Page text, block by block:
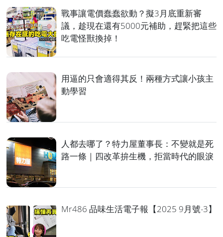
戰事讓電價蠢蠢欲動？擬3月底重新審
議，趁現在還有5000元補助，趕緊把這些
吃電怪獸換掉！
用逼的只會適得其反！兩種方式讓小孩主
動學習
人都去哪了？特力屋董事長：不變就是死
路一條｜四改革拚生機，拒當時代的眼淚
Mr486 品味生活電子報【2025 9月號-3】